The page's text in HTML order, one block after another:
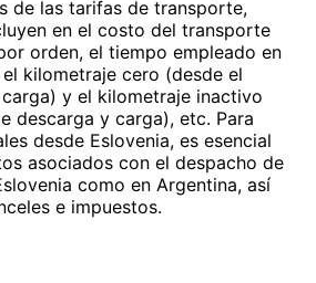
de las tarifas de transporte,
en el costo del transporte
orden, el tiempo empleado en
kilometraje cero (desde el
y el kilometraje inactivo
descarga y carga), etc. Para
desde Eslovenia, es esencial
asociados con el despacho de
como en Argentina, así
e impuestos.